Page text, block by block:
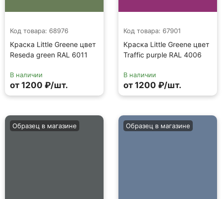
Код товара: 68976
Краска Little Greene цвет
Reseda green RAL 6011
В наличии
от 1200 ₽/шт.
Код товара: 67901
Краска Little Greene цвет
Traffic purple RAL 4006
В наличии
от 1200 ₽/шт.
Образец в магазине Образец в магазине